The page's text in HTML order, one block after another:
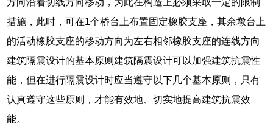
方向沿着切线方向移动，为此在构造上必须采取一定的限制
措施，此时，可在1个桥台上布置固定橡胶支座，其余墩台上
的活动橡胶支座的移动方向为左右相邻橡胶支座的连线方向
建筑隔震设计的基本原则建筑隔震设计可以加强建筑抗震性
能，但在进行隔震设计时应当遵守以下几个基本原则，只有
认真遵守这些原则，才能有效地、切实地提高建筑抗震效
能。